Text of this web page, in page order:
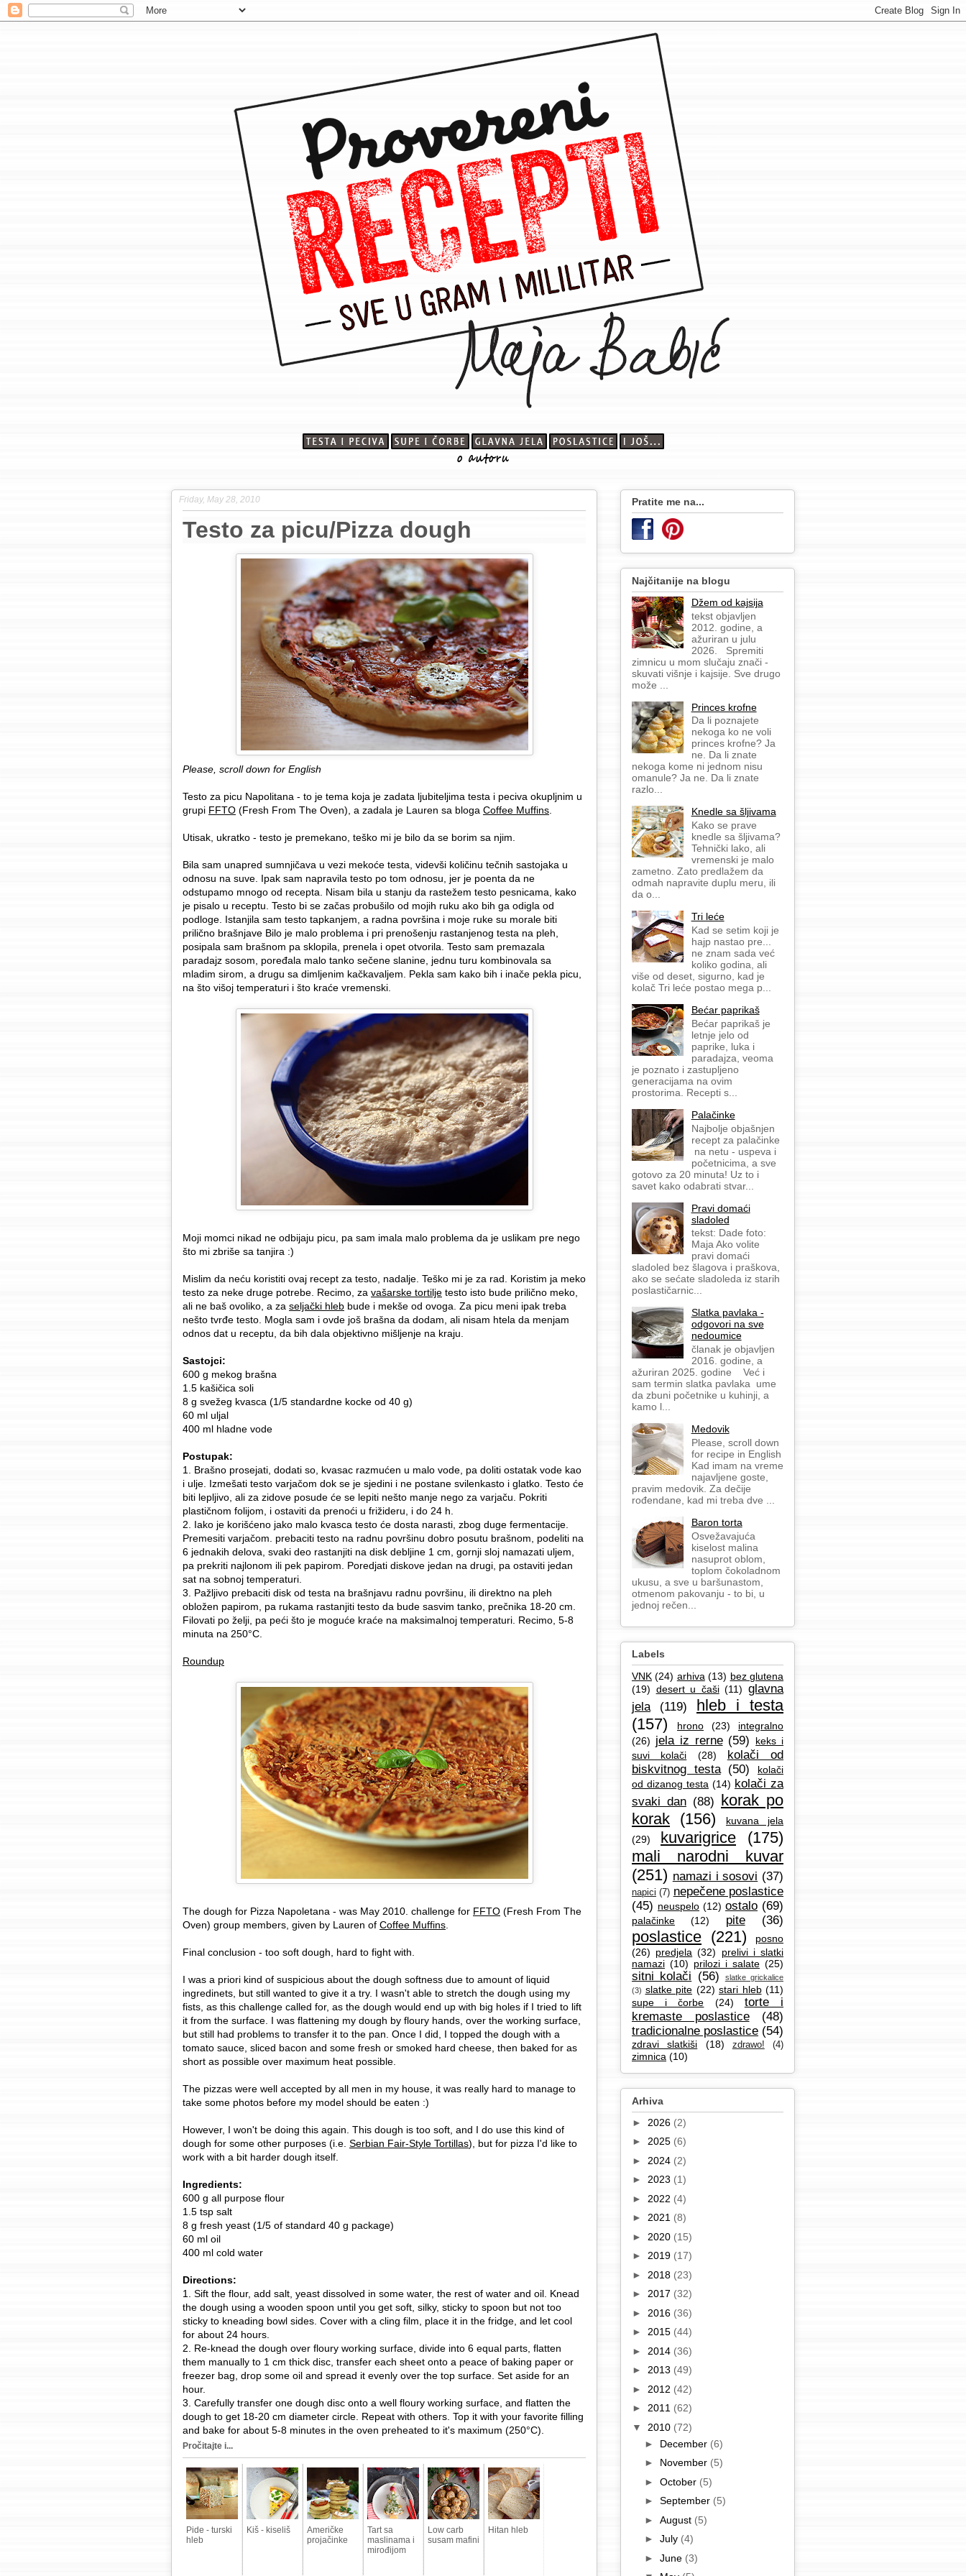
Friday, May 28, 2010
Testo za picu/Pizza dough
Please, scroll down for English
Testo za picu Napolitana - to je tema koja je zadata ljubiteljima testa i peciva okupljnim u
grupi FFTO (Fresh From The Oven), a zadala je Lauren sa bloga Coffee Muffins
Utisak, ukratko - testo je premekano, teško mi je bilo da se borim sa njim.
Bila sam unapred sumnjičava u vezi mekoće testa, videvši količinu tečnih sastojaka u
odnosu na suve. Ipak sam napravila testo po tom odnosu, jer je poenta da ne
odstupamo mnogo od recepta. Nisam bila u stanju da rastežem testo pesnicama, kako
je pisalo u receptu. Testo bi se začas probušilo od mojih ruku ako bih ga odigla od
podloge. Istanjila sam testo tapkanjem, a radna površina i moje ruke su morale biti
prilično brašnjave Bilo je malo problema i pri prenošenju rastanjenog testa na pleh,
posipala sam brašnom pa sklopila, prenela i opet otvorila. Testo sam premazala
paradajz sosom, poređala malo tanko sečene slanine, jednu turu kombinovala sa
mladim sirom, a drugu sa dimljenim kačkavaljem. Pekla sam kako bih i inače pekla picu,
na što višoj temperaturi i što kraće vremenski.
Moji momci nikad ne odbijaju picu, pa sam imala malo problema da je uslikam pre nego
što mi zbriše sa tanjira :)
Mislim da neću koristiti ovaj recept za testo, nadalje. Teško mi je za rad. Koristim ja meko
testo za neke druge potrebe. Recimo, za vašarske tortilje testo isto bude prilično meko,
ali ne baš ovoliko, a za seljački hleb bude i mekše od ovoga. Za picu meni ipak treba
nešto tvrđe testo. Mogla sam i ovde još brašna da dodam, ali nisam htela da menjam
odnos dat u receptu, da bih dala objektivno mišljenje na kraju.
Sastojci:
600 g mekog brašna
1.5 kašičica soli
8 g svežeg kvasca (1/5 standardne kocke od 40 g)
60 ml uljal
400 ml hladne vode
Postupak:
1. Brašno prosejati, dodati so, kvasac razmućen u malo vode, pa doliti ostatak vode kao
i ulje. Izmešati testo varjačom dok se je sjedini i ne postane svilenkasto i glatko. Testo će
biti lepljivo, ali za zidove posude će se lepiti nešto manje nego za varjaču. Pokriti
plastičnom folijom, i ostaviti da prenoći u frižideru, i do 24 h.
2. Iako je korišćeno jako malo kvasca testo će dosta narasti, zbog duge fermentacije.
Premesiti varjačom. prebaciti testo na radnu površinu dobro posutu brašnom, podeliti na
6 jednakih delova, svaki deo rastanjiti na disk debljine 1 cm, gornji sloj namazati uljem,
pa prekriti najlonom ili pek papirom. Poredjati diskove jedan na drugi, pa ostaviti jedan
sat na sobnoj temperaturi.
3. Pažljivo prebaciti disk od testa na brašnjavu radnu površinu, ili direktno na pleh
obložen papirom, pa rukama rastanjiti testo da bude sasvim tanko, prečnika 18-20 cm.
Filovati po želji, pa peći što je moguće kraće na maksimalnoj temperaturi. Recimo, 5-8
minuta na 250°C.
Roundup
The dough for Pizza Napoletana - was May 2010. challenge for FFTO (Fresh From The
Oven) group members, given by Lauren of Coffee Muffins
Final conclusion - too soft dough, hard to fight with.
I was a priori kind of suspicious about the dough softness due to amount of liquid
ingredinets, but still wanted to give it a try. I wasn't able to stretch the dough using my
fists, as this challenge called for, as the dough would end up with big holes if I tried to lift
it from the surface. I was flattening my dough by floury hands, over the working surface,
but still had problems to transfer it to the pan. Once I did, I topped the dough with a
tomato sauce, sliced bacon and some fresh or smoked hard cheese, then baked for as
short as possible over maximum heat possible.
The pizzas were well accepted by all men in my house, it was really hard to manage to
take some photos before my model should be eaten :)
However, I won't be doing this again. This dough is too soft, and I do use this kind of
dough for some other purposes (i.e. Serbian Fair-Style Tortillas), but for pizza I'd like to
work with a bit harder dough itself.
Ingredients:
600 g all purpose flour
1.5 tsp salt
8 g fresh yeast (1/5 of standard 40 g package)
60 ml oil
400 ml cold water
Directions:
1. Sift the flour, add salt, yeast dissolved in some water, the rest of water and oil. Knead
the dough using a wooden spoon until you get soft, silky, sticky to spoon but not too
sticky to kneading bowl sides. Cover with a cling film, place it in the fridge, and let cool
for about 24 hours.
2. Re-knead the dough over floury working surface, divide into 6 equal parts, flatten
them manually to 1 cm thick disc, transfer each sheet onto a peace of baking paper or
freezer bag, drop some oil and spread it evenly over the top surface. Set aside for an
hour.
3. Carefully transfer one dough disc onto a well floury working surface, and flatten the
dough to get 18-20 cm diameter circle. Repeat with others. Top it with your favorite filling
and bake for about 5-8 minutes in the oven preheated to it's maximum (250°C).
Pročitajte i...
Pide - turski
hleb
Kiš - kiseliš
Američke
projačinke
Tart sa
maslinama i
mirođijom
Low carb
susam mafini
Hitan hleb
Pratite me na...
Najčitanije na blogu
Džem od kajsija
tekst objavljen
2012. godine, a
ažuriran u julu
2026. Spremiti
zimnicu u mom slučaju znači -
skuvati višnje i kajsije. Sve drugo
može ...
Princes krofne
Da li poznajete
nekoga ko ne voli
princes krofne? Ja
ne. Da li znate
nekoga kome ni jednom nisu
omanule? Ja ne. Da li znate
razlo...
Knedle sa šljivama
Kako se prave
knedle sa šljivama?
Tehnički lako, ali
vremenski je malo
zametno. Zato predlažem da
odmah napravite duplu meru, ili
da o...
Tri leće
Kad se setim koji je
hajp nastao pre...
ne znam sada već
koliko godina, ali
više od deset, sigurno, kad je
kolač Tri leće postao mega p...
Bećar paprikaš
Bećar paprikaš je
letnje jelo od
paprike, luka i
paradajza, veoma
je poznato i zastupljeno
generacijama na ovim
prostorima. Recepti s...
Palačinke
Najbolje objašnjen
recept za palačinke
na netu - uspeva i
početnicima, a sve
gotovo za 20 minuta! Uz to i
savet kako odabrati stvar...
Pravi domaći
sladoled
tekst: Dade foto:
Maja Ako volite
pravi domaći
sladoled bez šlagova i praškova,
ako se sećate sladoleda iz starih
poslastičarnic...
Slatka pavlaka -
odgovori na sve
nedoumice
članak je objavljen
2016. godine, a
ažuriran 2025. godine Već i
sam termin slatka pavlaka ume
da zbuni početnike u kuhinji, a
kamo l...
Medovik
Please, scroll down
for recipe in English
Kad imam na vreme
najavljene goste,
pravim medovik. Za dečije
rođendane, kad mi treba dve ...
Baron torta
Osvežavajuća
kiselost malina
nasuprot oblom,
toplom čokoladnom
ukusu, a sve u baršunastom,
otmenom pakovanju - to bi, u
jednoj rečen...
Labels
VNK (24) arhiva (13) bez glutena
(19) desert u čaši (11) glavna
jela
(119)
hleb i testa
(157)
hrono (23)
integralno
(26) jela iz rerne (59)
keks i
suvi kolači
(28)
kolači od
biskvitnog testa (50)
kolači
od dizanog testa (14) kolači za
svaki dan (88) korak po
korak (156)
kuvana jela
(29)
kuvarigrice
(175)
mali narodni kuvar
(251) namazi i sosovi (37)
napici (7) nepečene poslastice
(45) neuspelo (12) ostalo (69)
palačinke (12) pite (36)
poslastice (221)
posno
(26) predjela (32)
prelivi i slatki
namazi (10) prilozi i salate (25)
sitni kolači (56)
slatke grickalice
(3) slatke pite (22) stari hleb (11)
supe i čorbe
(24)
torte i
kremaste poslastice
(48)
tradicionalne poslastice (54)
zdravi slatkiši (18) zdrawo! (4)
zimnica (10)
Arhiva
► 2026 (2)
► 2025 (6)
► 2024 (2)
► 2023 (1)
► 2022 (4)
► 2021 (8)
► 2020 (15)
► 2019 (17)
► 2018 (23)
► 2017 (32)
► 2016 (36)
► 2015 (44)
► 2014 (36)
► 2013 (49)
► 2012 (42)
► 2011 (62)
▼ 2010 (72)
► December (6)
► November (5)
► October (5)
► September (5)
► August (5)
► July (4)
► June (3)